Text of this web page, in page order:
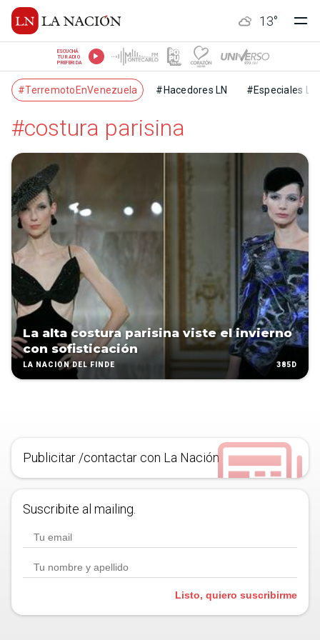
13°
ESCUCHÁ
TU RADIO
PREFERIDA
#TerremotoEnVenezuela #Hacedores LN #Especiales LN
#costura parisina
La alta costura parisina viste el invierno
con sofisticación
LA NACIÓN DEL FINDE 385D
Publicitar /contactar con La Nación
Suscribite al mailing.
Listo, quiero suscribirme